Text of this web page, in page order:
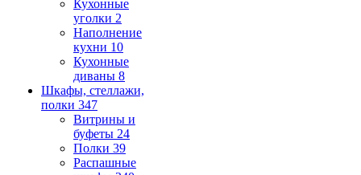
Кухонные
уголки 2
Наполнение
кухни 10
Кухонные
диваны 8
Шкафы, стеллажи,
полки 347
Витрины и
буфеты 24
Полки 39
Распашные